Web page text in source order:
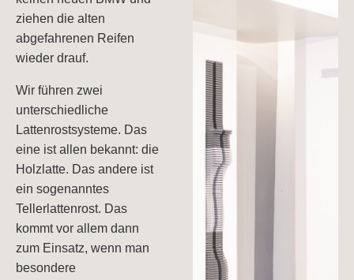
ziehen die alten
abgefahrenen Reifen
wieder drauf.
Wir führen zwei
unterschiedliche
Lattenrostsysteme. Das
eine ist allen bekannt: die
Holzlatte. Das andere ist
ein sogenanntes
Tellerlattenrost. Das
kommt vor allem dann
zum Einsatz, wenn man
besondere